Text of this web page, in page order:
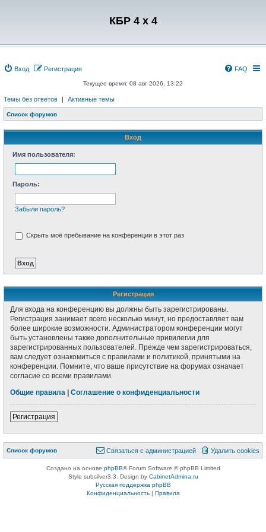
КБР 4 x 4
Вход Регистрация FAQ
Текущее время: 08 авг 2026, 13:22
Темы без ответов | Активные темы
Список форумов
Вход
Имя пользователя:
Пароль:
Забыли пароль?
Скрыть моё пребывание на конференции в этот раз
Регистрация
Для входа на конференцию вы должны быть зарегистрированы.
Регистрация занимает всего несколько минут, но предоставляет вам
более широкие возможности. Администратором конференции могут
быть установлены также дополнительные привилегии для
зарегистрированных пользователей. Прежде чем зарегистрироваться,
вам следует ознакомиться с правилами и политикой, принятыми на
конференции. Помните, что ваше присутствие на форумах означает
согласие со всеми правилами.
Общие правила | Соглашение о конфиденциальности
Регистрация
Список форумов Удалить cookies
Связаться с
Связаться с администрацией
Создано на основе phpBB® Forum Software © phpBB Limited
Style subsilver3.3. Design by CabinetAdmina.ru
Русская поддержка phpBB
Конфиденциальность| Правила